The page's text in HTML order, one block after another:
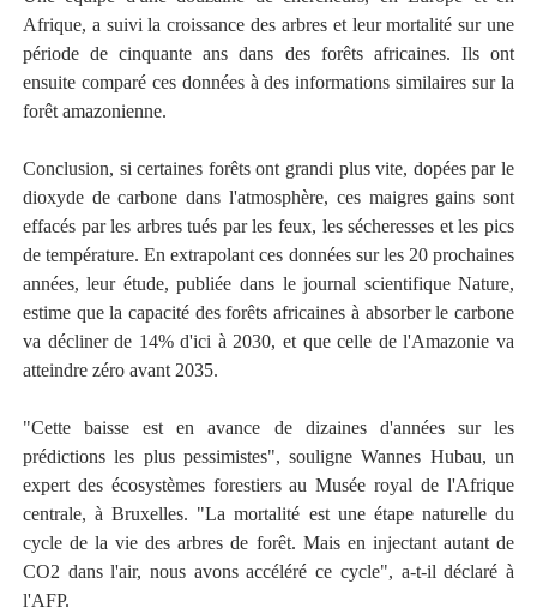
Afrique, a suivi la croissance des arbres et leur mortalité sur une
période de cinquante ans dans des forêts africaines. Ils ont
ensuite comparé ces données à des informations similaires sur la
forêt amazonienne.
Conclusion, si certaines forêts ont grandi plus vite, dopées par le
dioxyde de carbone dans l'atmosphère, ces maigres gains sont
effacés par les arbres tués par les feux, les sécheresses et les pics
de température. En extrapolant ces données sur les 20 prochaines
années, leur étude, publiée dans le journal scientifique Nature,
estime que la capacité des forêts africaines à absorber le carbone
va décliner de 14% d'ici à 2030, et que celle de l'Amazonie va
atteindre zéro avant 2035.
"Cette baisse est en avance de dizaines d'années sur les
prédictions les plus pessimistes", souligne Wannes Hubau, un
expert des écosystèmes forestiers au Musée royal de l'Afrique
centrale, à Bruxelles. "La mortalité est une étape naturelle du
cycle de la vie des arbres de forêt. Mais en injectant autant de
CO2 dans l'air, nous avons accéléré ce cycle", a-t-il déclaré à
l'AFP.